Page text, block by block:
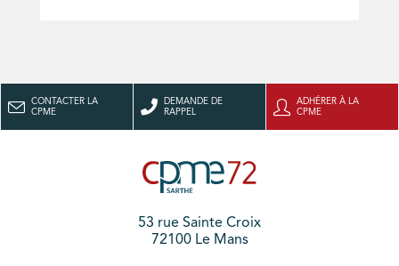
CONTACTER LA
CPME
DEMANDE DE
RAPPEL
ADHÉRER À LA
CPME
53 rue Sainte Croix
72100 Le Mans